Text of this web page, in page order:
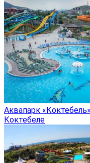
Аквапарк
Коктебеле